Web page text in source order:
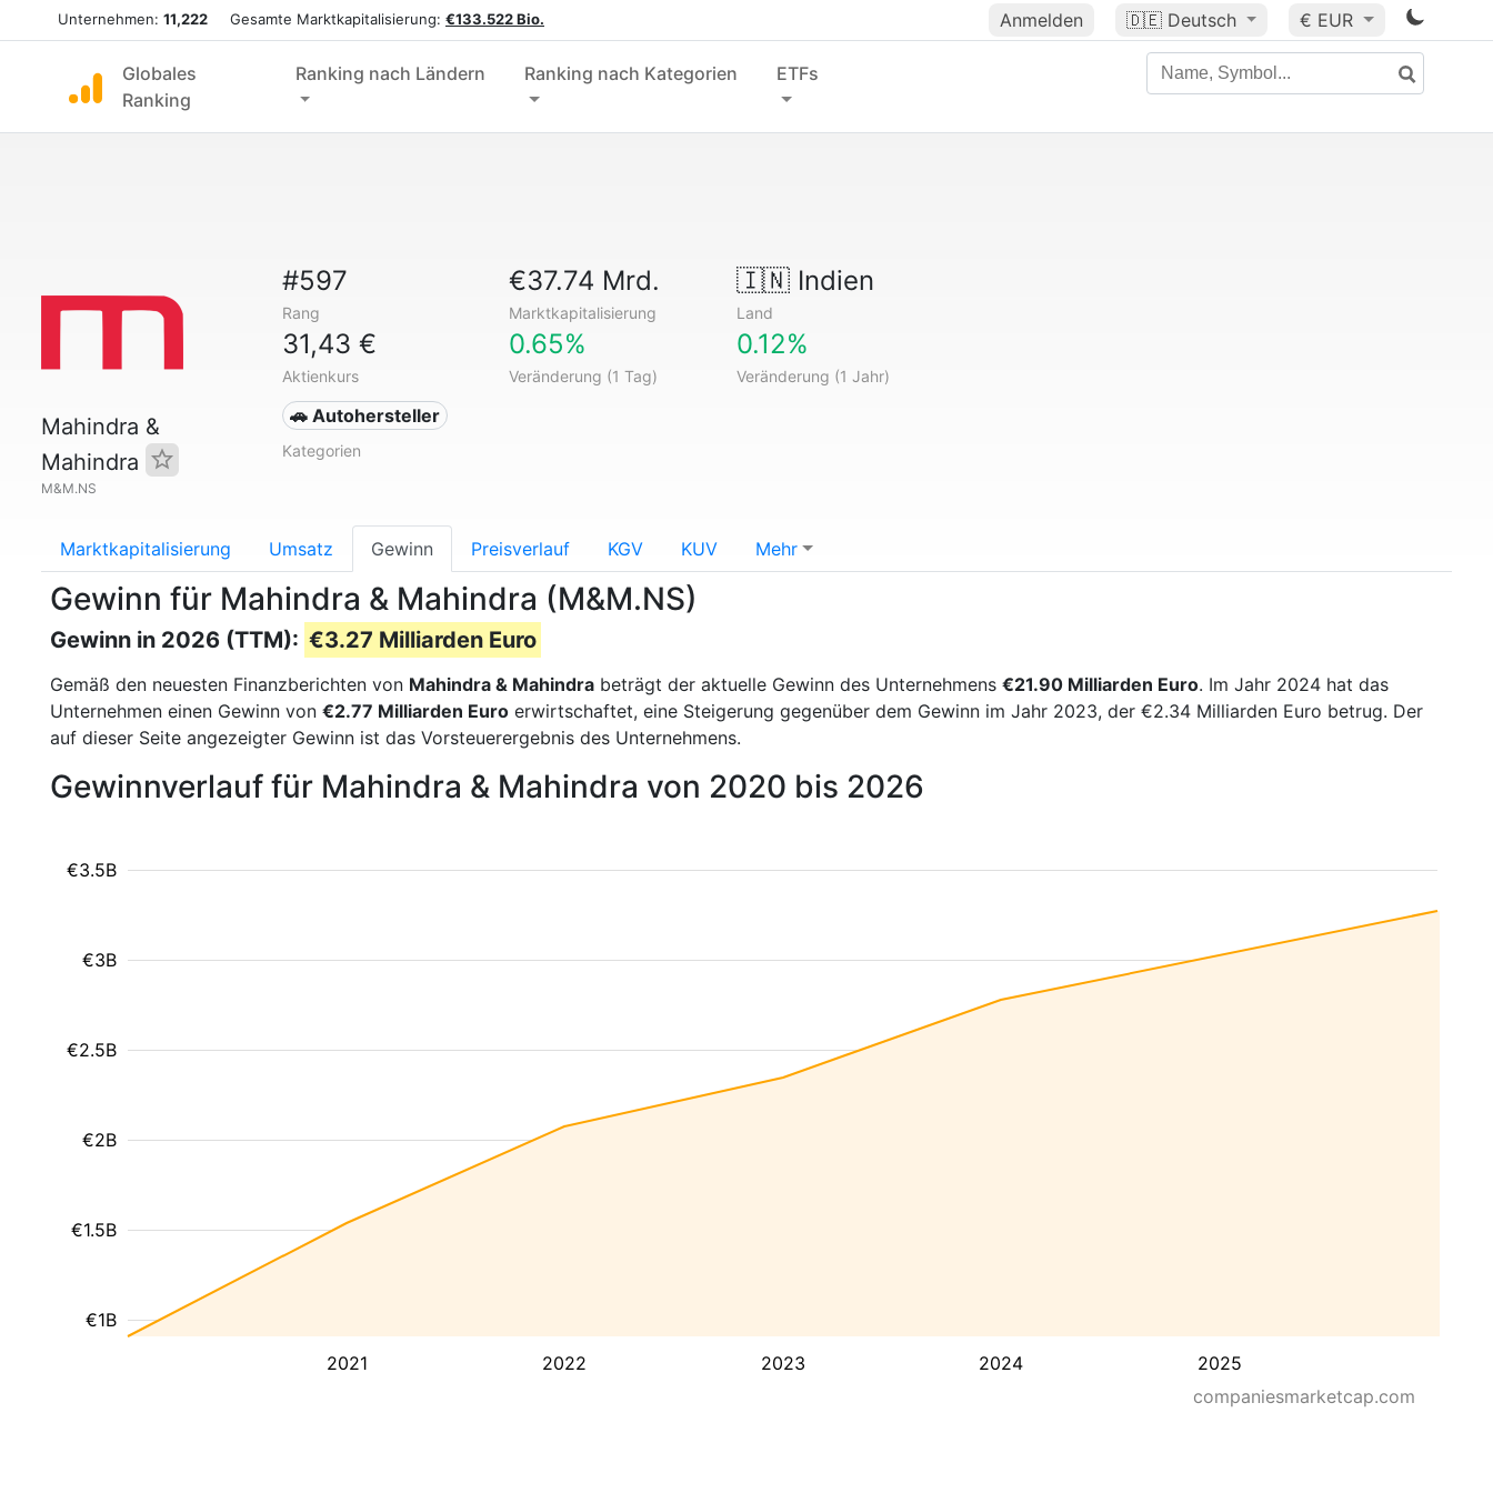
Unternehmen: 11,222 Gesamte Marktkapitalisierung: €133.522 Bio. Anmelden 🇩🇪 Deutsch € EUR
Globales
Ranking
Ranking nach Ländern Ranking nach Kategorien ETFs
Mahindra &
Mahindra
M&M.NS
#597
Rang
€37.74 Mrd.
Marktkapitalisierung
🇮🇳Indien
Land
31,43 €
Aktienkurs
0.65%
Veränderung (1 Tag)
0.12%
Veränderung (1 Jahr)
🚗 Autohersteller
Kategorien
Marktkapitalisierung Umsatz Gewinn Preisverlauf KGV KUV Mehr
Gewinn für Mahindra & Mahindra (M&M.NS)
Gewinn in 2026 (TTM): €3.27 Milliarden Euro
Gemäß den neuesten Finanzberichten von Mahindra & Mahindra beträgt der aktuelle Gewinn des Unternehmens €21.90 Milliarden Euro. Im Jahr 2024 hat das
Unternehmen einen Gewinn von €2.77 Milliarden Euro erwirtschaftet, eine Steigerung gegenüber dem Gewinn im Jahr 2023, der €2.34 Milliarden Euro betrug. Der
auf dieser Seite angezeigter Gewinn ist das Vorsteuerergebnis des Unternehmens.
Gewinnverlauf für Mahindra & Mahindra von 2020 bis 2026
2021 2022 2023 2024 2025
€1B
€1.5B
€2B
€2.5B
€3B
€3.5B
companiesmarketcap.com